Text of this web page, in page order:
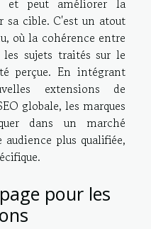
et peut améliorer la
sa cible. C'est un atout
où la cohérence entre
sujets traités sur le
perçue. En intégrant
extensions de
globale, les marques
dans un marché
plus qualifiée,
pour les